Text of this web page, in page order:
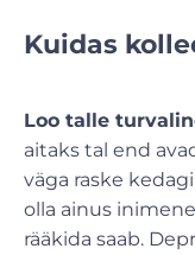
Kuidas
Loo talle
aitaks tal end
väga raske
olla ainus
rääkida saab.